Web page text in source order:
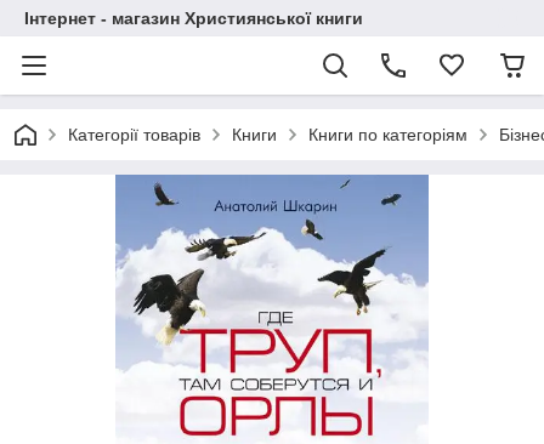
Інтернет - магазин Християнської книги
Категорії товарів Книги Книги по категоріям